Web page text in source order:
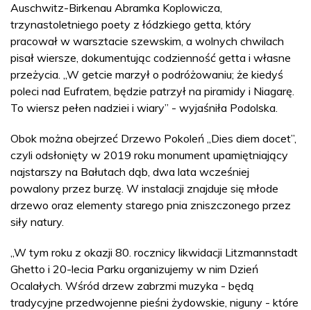
Auschwitz-Birkenau Abramka Koplowicza,
trzynastoletniego poety z łódzkiego getta, który
pracował w warsztacie szewskim, a wolnych chwilach
pisał wiersze, dokumentując codzienność getta i własne
przeżycia. „W getcie marzył o podróżowaniu; że kiedyś
poleci nad Eufratem, będzie patrzył na piramidy i Niagarę.
To wiersz pełen nadziei i wiary” - wyjaśniła Podolska.
Obok można obejrzeć Drzewo Pokoleń „Dies diem docet”,
czyli odsłonięty w 2019 roku monument upamiętniający
najstarszy na Bałutach dąb, dwa lata wcześniej
powalony przez burzę. W instalacji znajduje się młode
drzewo oraz elementy starego pnia zniszczonego przez
siły natury.
„W tym roku z okazji 80. rocznicy likwidacji Litzmannstadt
Ghetto i 20-lecia Parku organizujemy w nim Dzień
Ocalałych. Wśród drzew zabrzmi muzyka - będą
tradycyjne przedwojenne pieśni żydowskie, niguny - które